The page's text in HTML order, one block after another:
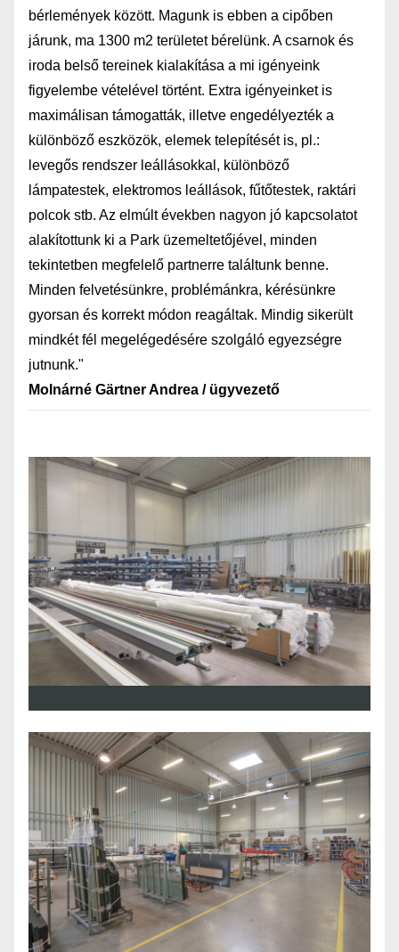
bérlemények között. Magunk is ebben a cipőben
járunk, ma 1300 m2 területet bérelünk. A csarnok és
iroda belső tereinek kialakítása a mi igényeink
figyelembe vételével történt. Extra igényeinket is
maximálisan támogatták, illetve engedélyezték a
különböző eszközök, elemek telepítését is, pl.:
levegős rendszer leállásokkal, különböző
lámpatestek, elektromos leállások, fűtőtestek, raktári
polcok stb. Az elmúlt években nagyon jó kapcsolatot
alakítottunk ki a Park üzemeltetőjével, minden
tekintetben megfelelő partnerre találtunk benne.
Minden felvetésünkre, problémánkra, kérésünkre
gyorsan és korrekt módon reagáltak. Mindig sikerült
mindkét fél megelégedésére szolgáló egyezségre
jutnunk."
Molnárné Gärtner Andrea / ügyvezető